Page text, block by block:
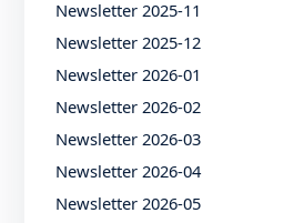
Newsletter 2025-11
Newsletter 2025-12
Newsletter 2026-01
Newsletter 2026-02
Newsletter 2026-03
Newsletter 2026-04
Newsletter 2026-05